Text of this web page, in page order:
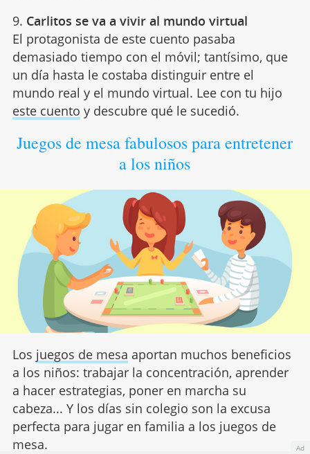
9. Carlitos se va a vivir al mundo virtual
El protagonista de este cuento pasaba
demasiado tiempo con el móvil; tantísimo, que
un día hasta le costaba distinguir entre el
mundo real y el mundo virtual. Lee con tu hijo
este cuento y descubre qué le sucedió.
Juegos de mesa fabulosos para entretener
a los niños
Los juegos de mesa aportan muchos beneficios
a los niños: trabajar la concentración, aprender
a hacer estrategias, poner en marcha su
cabeza... Y los días sin colegio son la excusa
perfecta para jugar en familia a los juegos de
mesa.
Ad